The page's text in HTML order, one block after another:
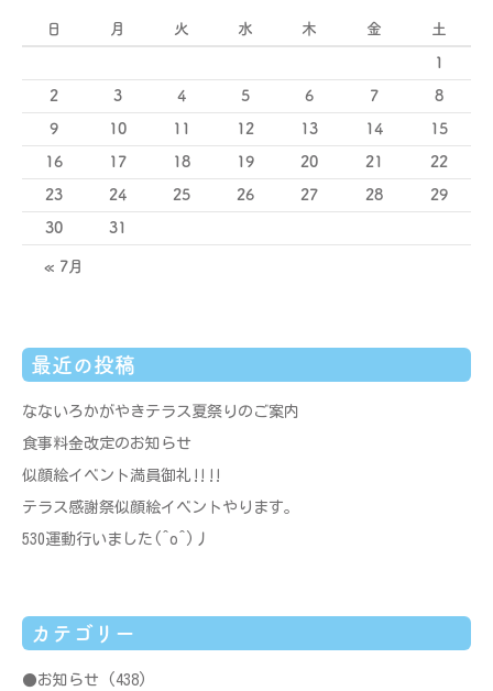
日 月 火 水 木 金 土
1
2 3 4 5 6 7 8
9 10 11 12 13 14 15
16 17 18 19 20 21 22
23 24 25 26 27 28 29
30 31
« 7月
最近の投稿
なないろかがやきテラス夏祭りのご案内
食事料金改定のお知らせ
似顔絵イベント満員御礼‼‼
テラス感謝祭似顔絵イベントやります。
530運動行いました(^o^)丿
カテゴリー
お知らせ (438)